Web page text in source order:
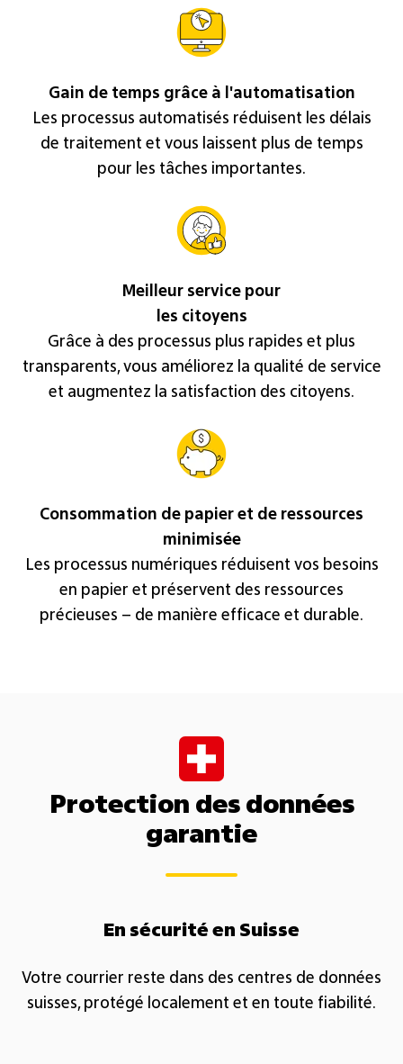
Gain de temps grâce à l'automatisation
Les processus automatisés réduisent les délais
de traitement et vous laissent plus de temps
pour les tâches importantes.
Meilleur service pour
les citoyens
Grâce à des processus plus rapides et plus
transparents, vous améliorez la qualité de service
et augmentez la satisfaction des citoyens.
Consommation de papier et de ressources
minimisée
Les processus numériques réduisent vos besoins
en papier et préservent des ressources
précieuses – de manière efficace et durable.
Protection des données
garantie
​En sécurité en Suisse​
Votre courrier reste dans des centres de données
suisses, protégé localement et en toute fiabilité.​